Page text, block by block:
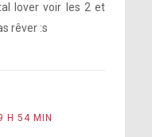
lover voir les 2 et
rêver :s
H 54 MIN